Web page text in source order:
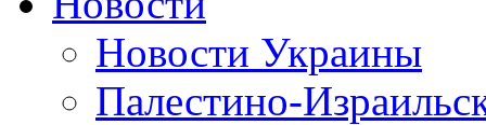
Новости Украины
Палестино-